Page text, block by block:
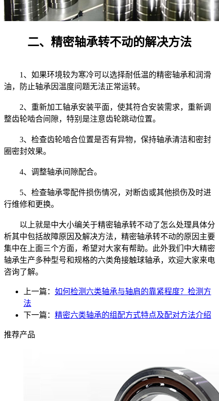
二、精密轴承转不动的解决方法
1、如果环境较为寒冷可以选择耐低温的精密轴承和润滑
油，防止轴承因温度问题无法正常运转。
2、重新加工轴承安装平面，使其符合安装需求，重新调
整齿轮啮合间隙，特别是注意齿轮跳动位置。
3、检查齿轮啮合位置是否有异物，保持轴承清洁和密封
圈密封效果。
4、调整轴承间隙配合。
5、检查轴承零配件损伤情况，对断齿或其他损伤及时进
行维修和更换。
以上就是中大小编关于精密轴承转不动了怎么处理具体分
析其中包括故障原因及解决方法，精密轴承转不动的原因主要
集中在上面三个方面，希望对大家有帮助。此外我们中大精密
轴承生产多种型号和规格的六类角接触球轴承，欢迎大家来电
咨询了解。
上一篇： 如何检测六类轴承与轴肩的靠紧程度？检测方
法
下一篇： 精密六类轴承的组配方式特点及配对方法介绍
推荐产品